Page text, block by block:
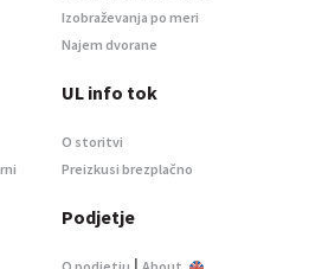
Izobraževanja po meri
Najem dvorane
UL info tok
O storitvi
Preizkusi brezplačno
Podjetje